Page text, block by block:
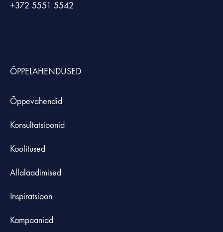
+372 5551 5542
ÕPPELAHENDUSED
Õppevahendid
Konsultatsioonid
Koolitused
Allalaadimised
Inspiratsioon
Kampaaniad